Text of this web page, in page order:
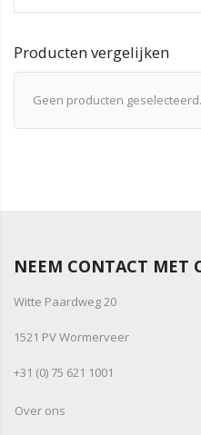
Producten vergelijken
Geen producten geselecteerd.
NEEM CONTACT MET
Witte Paardweg 20
1521 PV Wormerveer
+31 (0) 75 621 1001
Over ons